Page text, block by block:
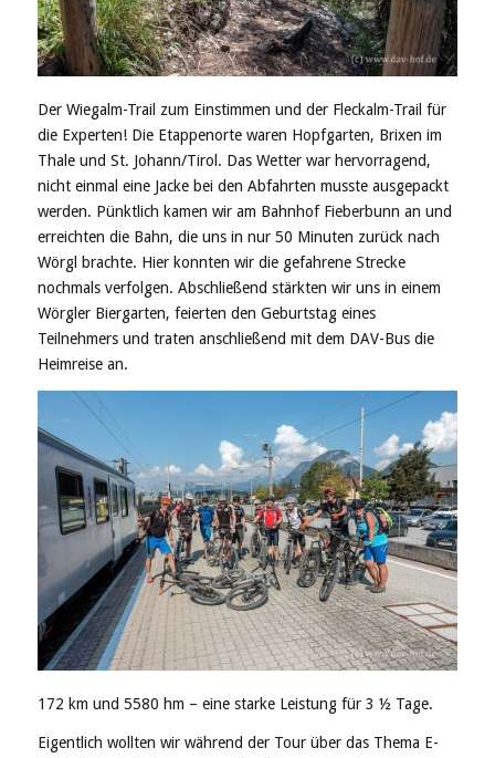
Der Wiegalm-Trail zum Einstimmen und der Fleckalm-Trail für
die Experten! Die Etappenorte waren Hopfgarten, Brixen im
Thale und St. Johann/Tirol. Das Wetter war hervorragend,
nicht einmal eine Jacke bei den Abfahrten musste ausgepackt
werden. Pünktlich kamen wir am Bahnhof Fieberbunn an und
erreichten die Bahn, die uns in nur 50 Minuten zurück nach
Wörgl brachte. Hier konnten wir die gefahrene Strecke
nochmals verfolgen. Abschließend stärkten wir uns in einem
Wörgler Biergarten, feierten den Geburtstag eines
Teilnehmers und traten anschließend mit dem DAV-Bus die
Heimreise an.
172 km und 5580 hm – eine starke Leistung für 3 ½ Tage.
Eigentlich wollten wir während der Tour über das Thema E-